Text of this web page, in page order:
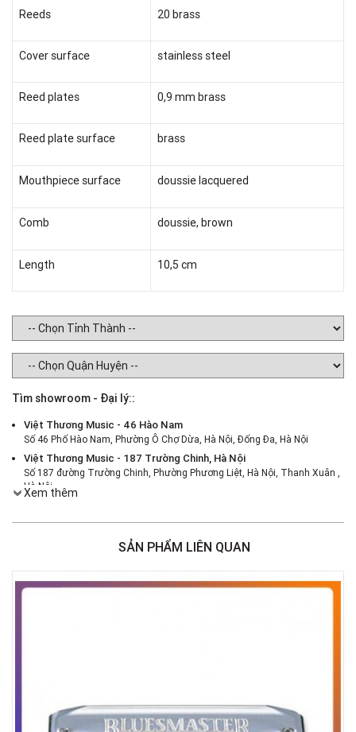
Reeds 20 brass
Cover surface stainless steel
Reed plates 0,9 mm brass
Reed plate surface brass
Mouthpiece surface doussie lacquered
Comb doussie, brown
Length 10,5 cm
Tìm showroom - Đại lý::
Việt Thương Music - 46 Hào Nam
Số 46 Phố Hào Nam, Phường Ô Chợ Dừa, Hà Nội, Đống Đa, Hà Nội
Việt Thương Music - 187 Trường Chinh, Hà Nội
Số 187 đường Trường Chinh, Phường Phương Liệt, Hà Nội, Thanh Xuân ,
Hà Nội
386 Cách Mạng Tháng Tám, Phường Nhiêu Lộc, TPHCM, Quận 3, Hồ Chí
Việt Thương Music - 369 Điện Biên Phủ
Việt Thương Music - 180 Võ Thị Sáu
Việt Thương Music - Phường Gò Vấp
11 Đường số 3, Khu dân cư Cityland Park Hill, Phường Gò Vấp, TPHCM,
Xem thêm
SẢN PHẨM LIÊN QUAN